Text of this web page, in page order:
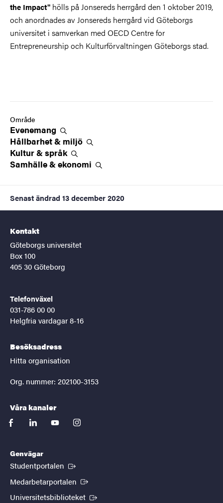
the Impact" hölls på Jonsereds herrgård den 1 oktober 2019,
och anordnades av Jonsereds herrgård vid Göteborgs
universitet i samverkan med OECD Centre for
Entrepreneurship och Kulturförvaltningen Göteborgs stad.
Område
Evenemang
Hållbarhet & miljö
Kultur &språk
Samhälle &ekonomi
Senast ändrad 13 december 2020
Kontakt
Göteborgs universitet
Box 100
405 30 Göteborg
Telefonväxel
031-786 00 00
Helgfria vardagar 8-16
Besöksadress
Hitta organisation
Org. nummer: 202100-3153
Våra kanaler
facebooklinkedinyoutubeinstagram
Genvägar
Studentportalen (Extern länk)
Medarbetarportalen (Extern länk)
Universitetsbiblioteket (Extern länk)